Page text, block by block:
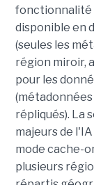
fonctionnalité
disponible en
(seules les
région miroir,
pour les
répliqués). La
majeurs de
mode cache-
plusieurs